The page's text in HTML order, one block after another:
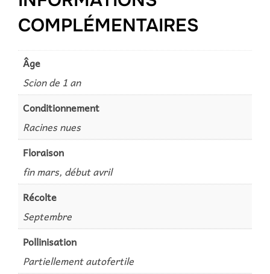
COMPLÉMENTAIRES
Âge
Scion de 1 an
Conditionnement
Racines nues
Floraison
fin mars, début avril
Récolte
Septembre
Pollinisation
Partiellement autofertile